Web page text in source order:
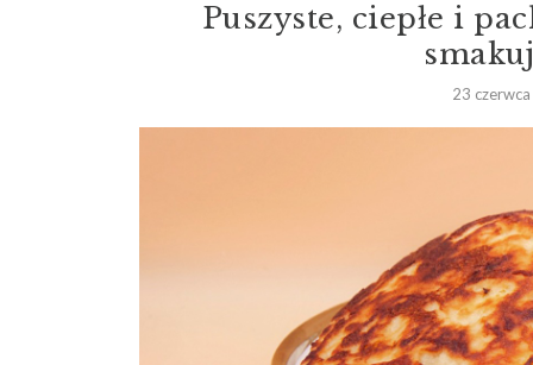
Puszyste, ciepłe i
23